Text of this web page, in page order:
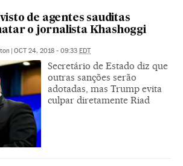
de agentes sauditas
o jornalista Khashoggi
| OCT 24, 2018 - 09:33 EDT
Secretário de Estado diz que
outras sanções serão
adotadas, mas Trump evita
culpar diretamente Riad